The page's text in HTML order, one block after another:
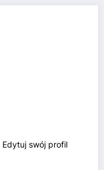
Edytuj swój profil